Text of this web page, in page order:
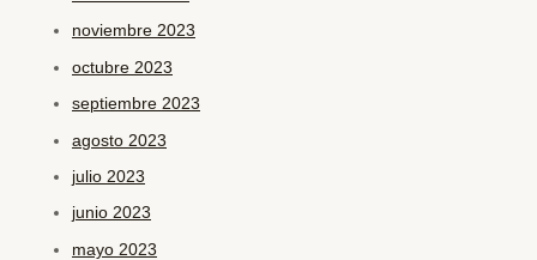
noviembre 2023
octubre 2023
septiembre 2023
agosto 2023
julio 2023
junio 2023
mayo 2023